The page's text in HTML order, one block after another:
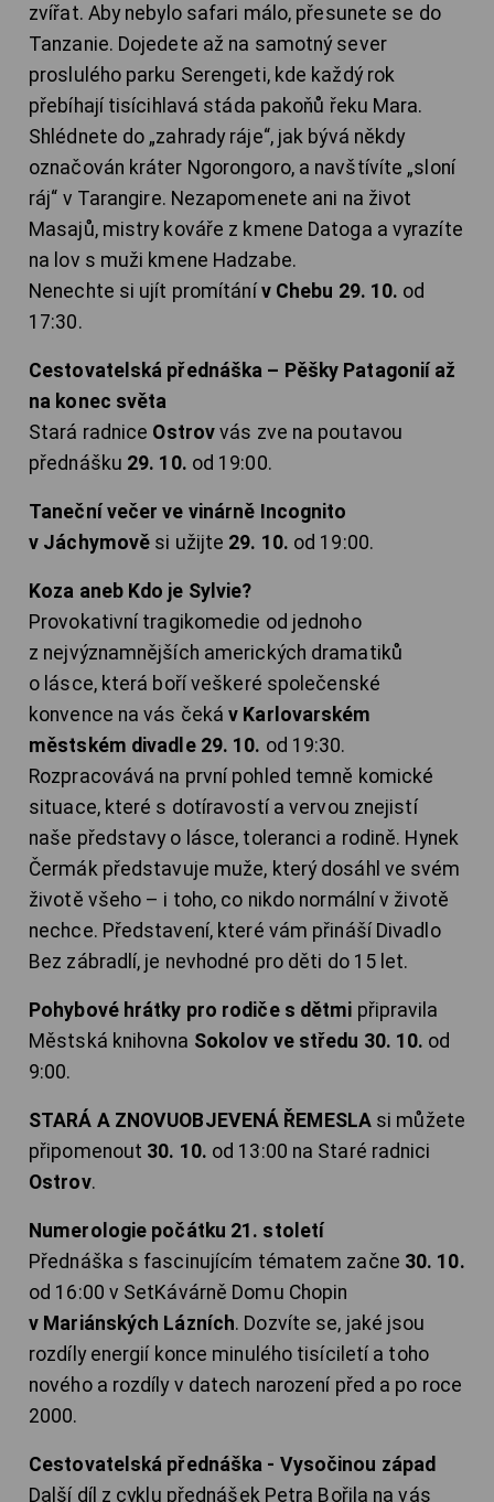
zvířat. Aby nebylo safari málo, přesunete se do
Tanzanie. Dojedete až na samotný sever
proslulého parku Serengeti, kde každý rok
přebíhají tisícihlavá stáda pakoňů řeku Mara.
Shlédnete do „zahrady ráje“, jak bývá někdy
označován kráter Ngorongoro, a navštívíte „sloní
ráj“ v Tarangire. Nezapomenete ani na život
Masajů, mistry kováře z kmene Datoga a vyrazíte
na lov s muži kmene Hadzabe.
Nenechte si ujít promítánív Chebu 29. 10. od
17:30.
Cestovatelská přednáška – Pěšky Patagonií až
na konec světa
Stará radnice Ostrov vás zve na poutavou
přednášku 29. 10. od 19:00.
Taneční večer ve vinárně Incognito
v Jáchymově si užijte 29. 10. od 19:00.
Koza aneb Kdo je Sylvie?
Provokativní tragikomedie od jednoho
z nejvýznamnějších amerických dramatiků
o lásce, která boří veškeré společenské
konvence na vás čekáv Karlovarském
městském divadle 29. 10. od 19:30.
Rozpracovává na první pohled temně komické
situace, které s dotíravostí a vervou znejistí
naše představy o lásce, toleranci a rodině. Hynek
Čermák představuje muže, který dosáhl ve svém
životě všeho – i toho, co nikdo normální v životě
nechce. Představení, které vám přináší Divadlo
Bez zábradlí, je nevhodné pro děti do 15 let.
Pohybové hrátky pro rodiče s dětmi připravila
Městská knihovna Sokolov ve středu 30. 10. od
9:00.
STARÁ A ZNOVUOBJEVENÁ ŘEMESLAsi můžete
připomenout 30. 10. od 13:00 na Staré radnici
Ostrov.
Numerologie počátku 21. století
Přednáška s fascinujícím tématem začne 30. 10.
od 16:00 v SetKávárně Domu Chopin
v Mariánských Lázních. Dozvíte se, jaké jsou
rozdíly energií konce minulého tisíciletí a toho
nového a rozdíly v datech narození před a po roce
2000.
Cestovatelská přednáška - Vysočinou západ
Další díl z cyklu přednášek Petra Bořila na vás